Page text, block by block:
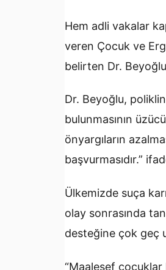
Hem adli vakalar
veren Çocuk ve
belirten Dr.
Dr. Beyoğlu,
bulunmasının
önyargıların
başvurmasıdır.”
Ülkemizde suça
olay sonrasında
desteğine çok geç
“Maalesef